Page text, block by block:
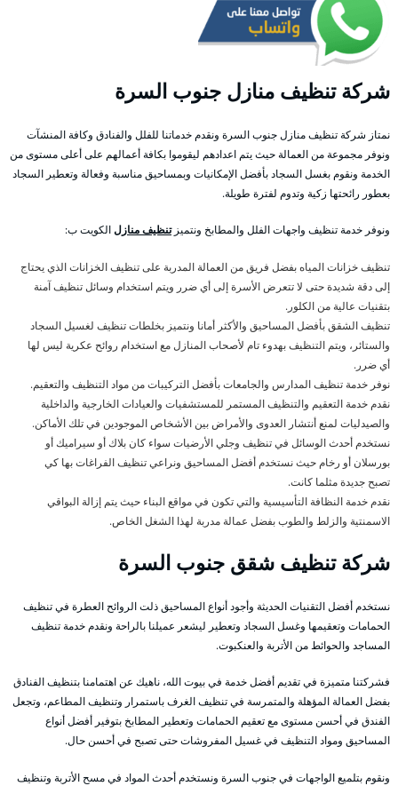
شركة تنظيف منازل جنوب السرة
نمتاز شركة تنظيف منازل جنوب السرة ونقدم خدماتنا للفلل والفنادق وكافة المنشآت
ونوفر مجموعة من العمالة حيث يتم اعدادهم ليقوموا بكافة أعمالهم على أعلى مستوى من
الخدمة ونقوم بغسل السجاد بأفضل الإمكانيات وبمساحيق مناسبة وفعالة وتعطير السجاد
بعطور رائحتها زكية وتدوم لفترة طويلة.
ونوفر خدمة تنظيف واجهات الفلل والمطابخ ونتميزتنظيف منازلالكويت ب:
تنظيف خزانات المياه بفضل فريق من العمالة المدربة على تنظيف الخزانات الذي يحتاج
إلى دقة شديدة حتى لا تتعرض الأسرة إلى أي ضرر ويتم استخدام وسائل تنظيف آمنة
بتقنيات عالية من الكلور.
تنظيف الشقق بأفضل المساحيق والأكثر أمانا ونتميز بخلطات تنظيف لغسيل السجاد
والستائر، ويتم التنظيف بهدوء تام لأصحاب المنازل مع استخدام روائح عكرية ليس لها
أي ضرر.
نوفر خدمة تنظيف المدارس والجامعات بأفضل التركيبات من مواد التنظيف والتعقيم.
نقدم خدمة التعقيم والتنظيف المستمر للمستشفيات والعيادات الخارجية والداخلية
والصيدليات لمنع أنتشار العدوى والأمراض بين الأشخاص الموجودين في تلك الأماكن.
نستخدم أحدث الوسائل في تنظيف وجلي الأرضيات سواء كان بلاك أو سيراميك أو
بورسلان أو رخام حيث نستخدم أفضل المساحيق ونراعي تنظيف الفراغات بها كي
تصبح جديدة مثلما كانت.
نقدم خدمة النظافة التأسيسية والتي تكون في مواقع البناء حيث يتم إزالة البواقي
الاسمنتية والزلط والطوب بفضل عمالة مدربة لهذا الشغل الخاص.
شركة تنظيف شقق جنوب السرة
نستخدم أفضل التقنيات الحديثة وأجود أنواع المساحيق ذلت الروائح العطرة في تنظيف
الحمامات وتعقيمها وغسل السجاد وتعطير ليشعر عميلنا بالراحة ونقدم خدمة تنظيف
المساجد والحوائط من الأتربة والعنكبوت.
فشركتنا متميزة في تقديم أفضل خدمة في بيوت الله، ناهيك عن اهتمامنا بتنظيف الفنادق
بفضل العمالة المؤهلة والمتمرسة في تنظيف الغرف باستمرار وتنظيف المطاعم، وتجعل
الفندق في أحسن مستوى مع تعقيم الحمامات وتعطير المطابخ بتوفير أفضل أنواع
المساحيق ومواد التنظيف في غسيل المفروشات حتى تصبح في أحسن حال.
ونقوم بتلميع الواجهات في جنوب السرة ونستخدم أحدث المواد في مسح الأتربة وتنظيف